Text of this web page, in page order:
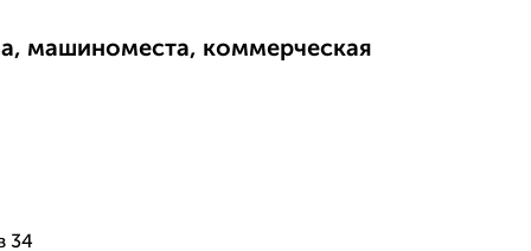
машиноместа, коммерческая
34